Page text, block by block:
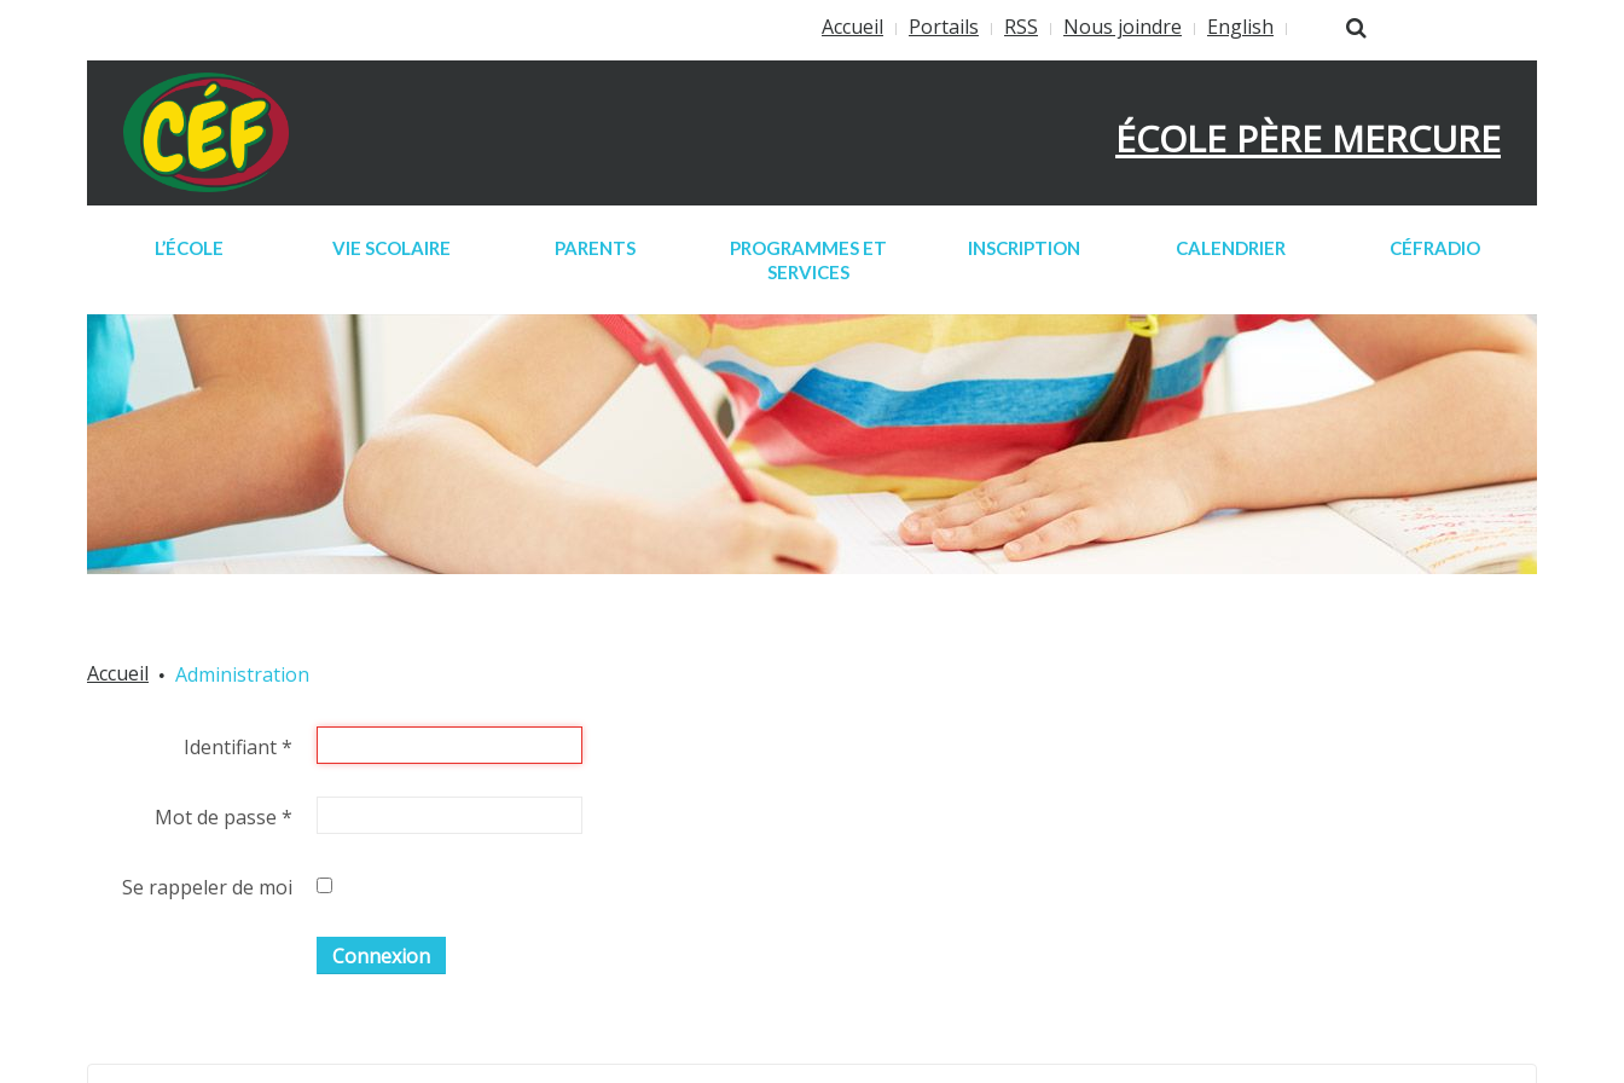
Accueil Portails RSS Nous joindre English
ÉCOLE PÈRE MERCURE
L’ÉCOLE VIE SCOLAIRE PARENTS
PROGRAMMES ET
SERVICES
INSCRIPTION CALENDRIER CÉFRADIO
Accueil Administration
Identifiant*
Mot de passe *
Se rappeler de moi
Connexion